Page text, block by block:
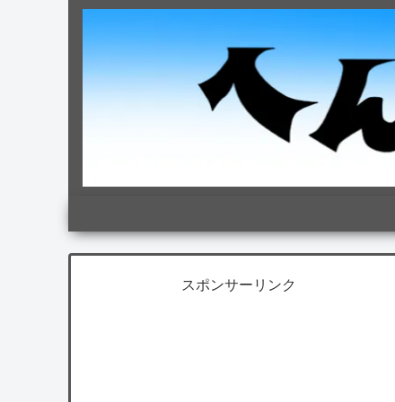
スポンサーリンク